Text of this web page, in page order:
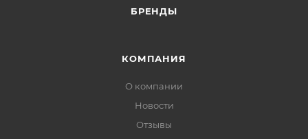
БРЕНДЫ
КОМПАНИЯ
О компании
Новости
Отзывы